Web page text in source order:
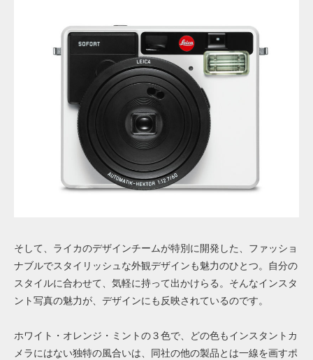
そして、ライカのデザインチームが特別に開発した、ファッショ
ナブルでスタイリッシュな外観デザインも魅力のひとつ。自分の
スタイルに合わせて、気軽に持って出かけらる。そんなインスタ
ント写真の魅力が、デザインにも反映されているのです。
ホワイト・オレンジ・ミントの３色で、どの色もインスタントカ
メラにはない独特の風合いは、同社の他の製品とは一線を画すポ